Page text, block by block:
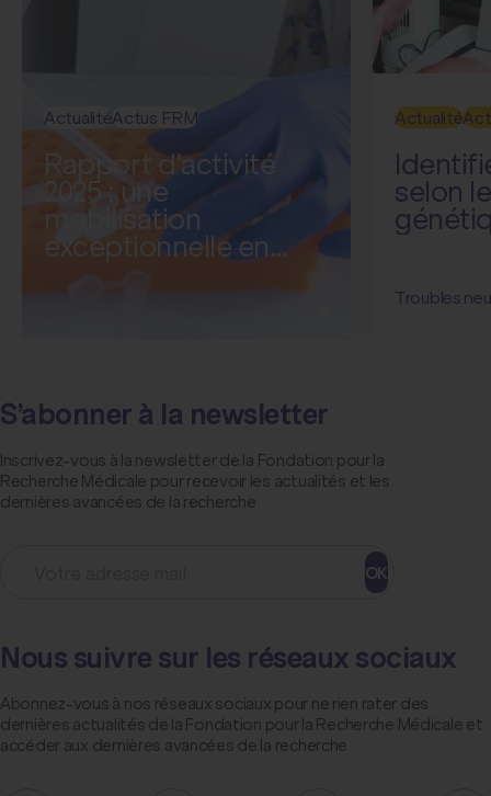
Rapport d'activité
2025 : une
mobilisation
exceptionnelle en
faveur de la recherche
ActualitéActus FRM
selon
Actualité
Troubles
S’abonner à la newsletter
Inscrivez-vous à la newsletter de la Fondation pour la
Recherche Médicale pour recevoir les actualités et les
dernières avancées de la recherche
OK
Nous suivre sur les réseaux sociaux
Abonnez-vous à nos réseaux sociaux pour ne rien rater des
dernières actualités de la Fondation pour la Recherche Médicale et
accéder aux dernières avancées de la recherche